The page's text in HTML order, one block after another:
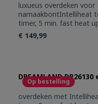
luxueus overdeken
namaakbontIntelliheat
timer, 5 min. fast heat
wasmachine en
€ 149,99
Op bestelling
DREAMLAND
overdeken met